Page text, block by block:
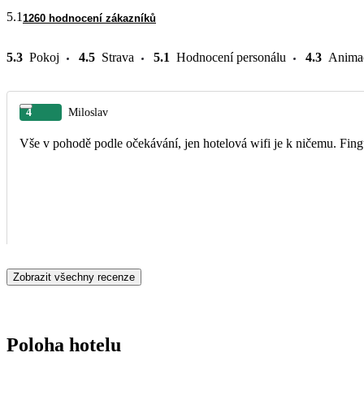
5.1 1260 hodnocení zákazníků
5.3 Pokoj 4.5 Strava 5.1 Hodnocení personálu 4.3
4 Miloslav
Vše v pohodě podle očekávání, jen hotelová wifi je k ničemu.
Zobrazit všechny recenze
Poloha hotelu